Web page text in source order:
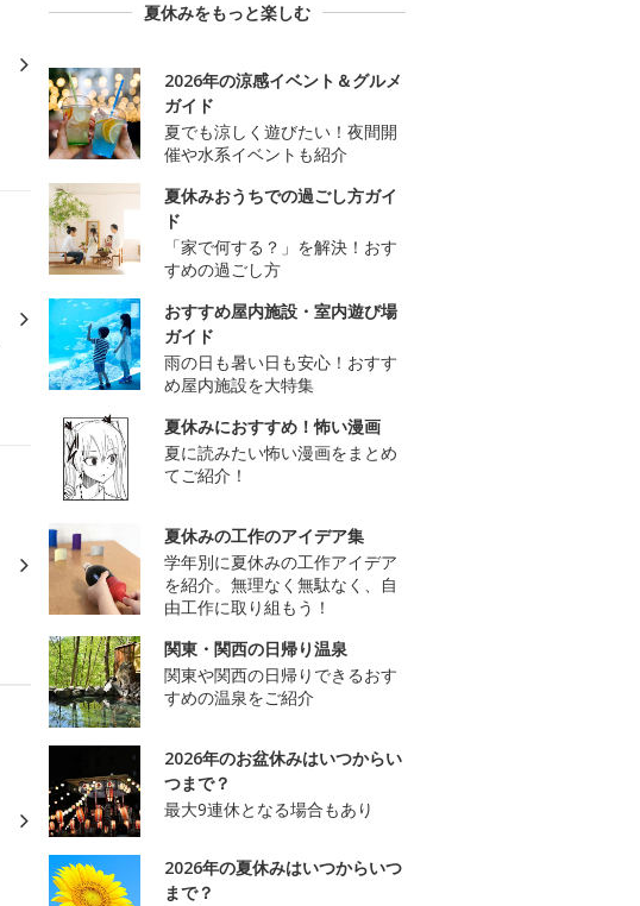
夏休みをもっと楽しむ
2026年の涼感イベント＆グルメ
ガイド
夏でも涼しく遊びたい！夜間開
催や水系イベントも紹介
夏休みおうちでの過ごし方ガイ
ド
「家で何する？」を解決！おす
すめの過ごし方
おすすめ屋内施設・室内遊び場
ガイド
雨の日も暑い日も安心！おすす
め屋内施設を大特集
夏休みにおすすめ！怖い漫画
夏に読みたい怖い漫画をまとめ
てご紹介！
夏休みの工作のアイデア集
学年別に夏休みの工作アイデア
を紹介。無理なく無駄なく、自
由工作に取り組もう！
関東・関西の日帰り温泉
関東や関西の日帰りできるおす
すめの温泉をご紹介
2026年のお盆休みはいつからい
つまで？
最大9連休となる場合もあり
2026年の夏休みはいつからいつ
まで？